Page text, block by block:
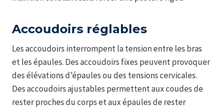
Accoudoirs réglables
Les accoudoirs interrompent la tension entre les bras
et les épaules. Des accoudoirs fixes peuvent provoquer
des élévations d’épaules ou des tensions cervicales.
Des accoudoirs ajustables permettent aux coudes de
rester proches du corps et aux épaules de rester